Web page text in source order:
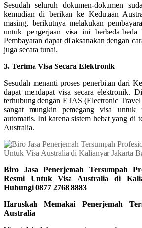
Sesudah seluruh dokumen-dokumen
kemudian di berikan ke Kedutaan
masing, berikutnya melakukan
untuk pengerjaan visa ini berbeda-beda
Pembayaran dapat dilaksanakan dengan
juga secara tunai.
3. Terima Visa Secara Elektronik
Sesudah menanti proses penerbitan dari
dapat mendapat visa secara elektronik.
terhubung dengan ETAS (Electronic
sangat mungkin pemegang visa untuk
automatis. Ini karena sistem hebat yang di
Australia.
Biro Jasa Penerjemah Tersumpah
Resmi Untuk Visa Australia di
Hubungi 0877 2768 8883
Haruskah Memakai Penerjemah
Australia